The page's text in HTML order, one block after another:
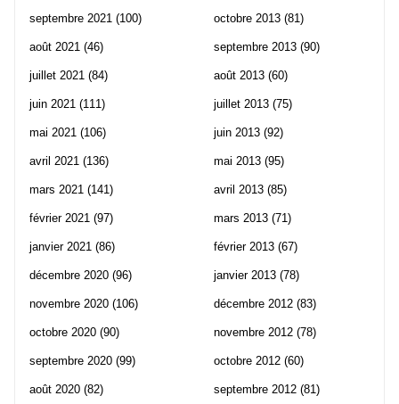
septembre 2021 (100)
août 2021 (46)
juillet 2021 (84)
juin 2021 (111)
mai 2021 (106)
avril 2021 (136)
mars 2021 (141)
février 2021 (97)
janvier 2021 (86)
décembre 2020 (96)
novembre 2020 (106)
octobre 2020 (90)
septembre 2020 (99)
août 2020 (82)
octobre 2013 (81)
septembre 2013 (90)
août 2013 (60)
juillet 2013 (75)
juin 2013 (92)
mai 2013 (95)
avril 2013 (85)
mars 2013 (71)
février 2013 (67)
janvier 2013 (78)
décembre 2012 (83)
novembre 2012 (78)
octobre 2012 (60)
septembre 2012 (81)